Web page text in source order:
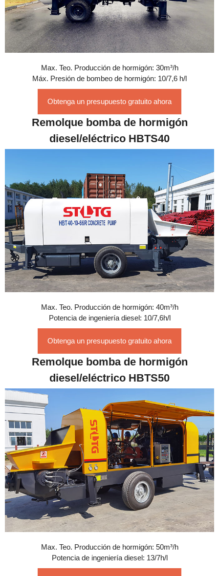
Max. Teo. Producción de hormigón: 30m³/h
Máx. Presión de bombeo de hormigón: 10/7,6 h/l
Obtenga un presupuesto gratuito ahora
Remolque bomba de hormigón
diesel/eléctrico HBTS40
Max. Teo. Producción de hormigón: 40m³/h
Potencia de ingeniería diesel: 10/7,6h/l
Obtenga un presupuesto gratuito ahora
Remolque bomba de hormigón
diesel/eléctrico HBTS50
Max. Teo. Producción de hormigón: 50m³/h
Potencia de ingeniería diesel: 13/7h/l